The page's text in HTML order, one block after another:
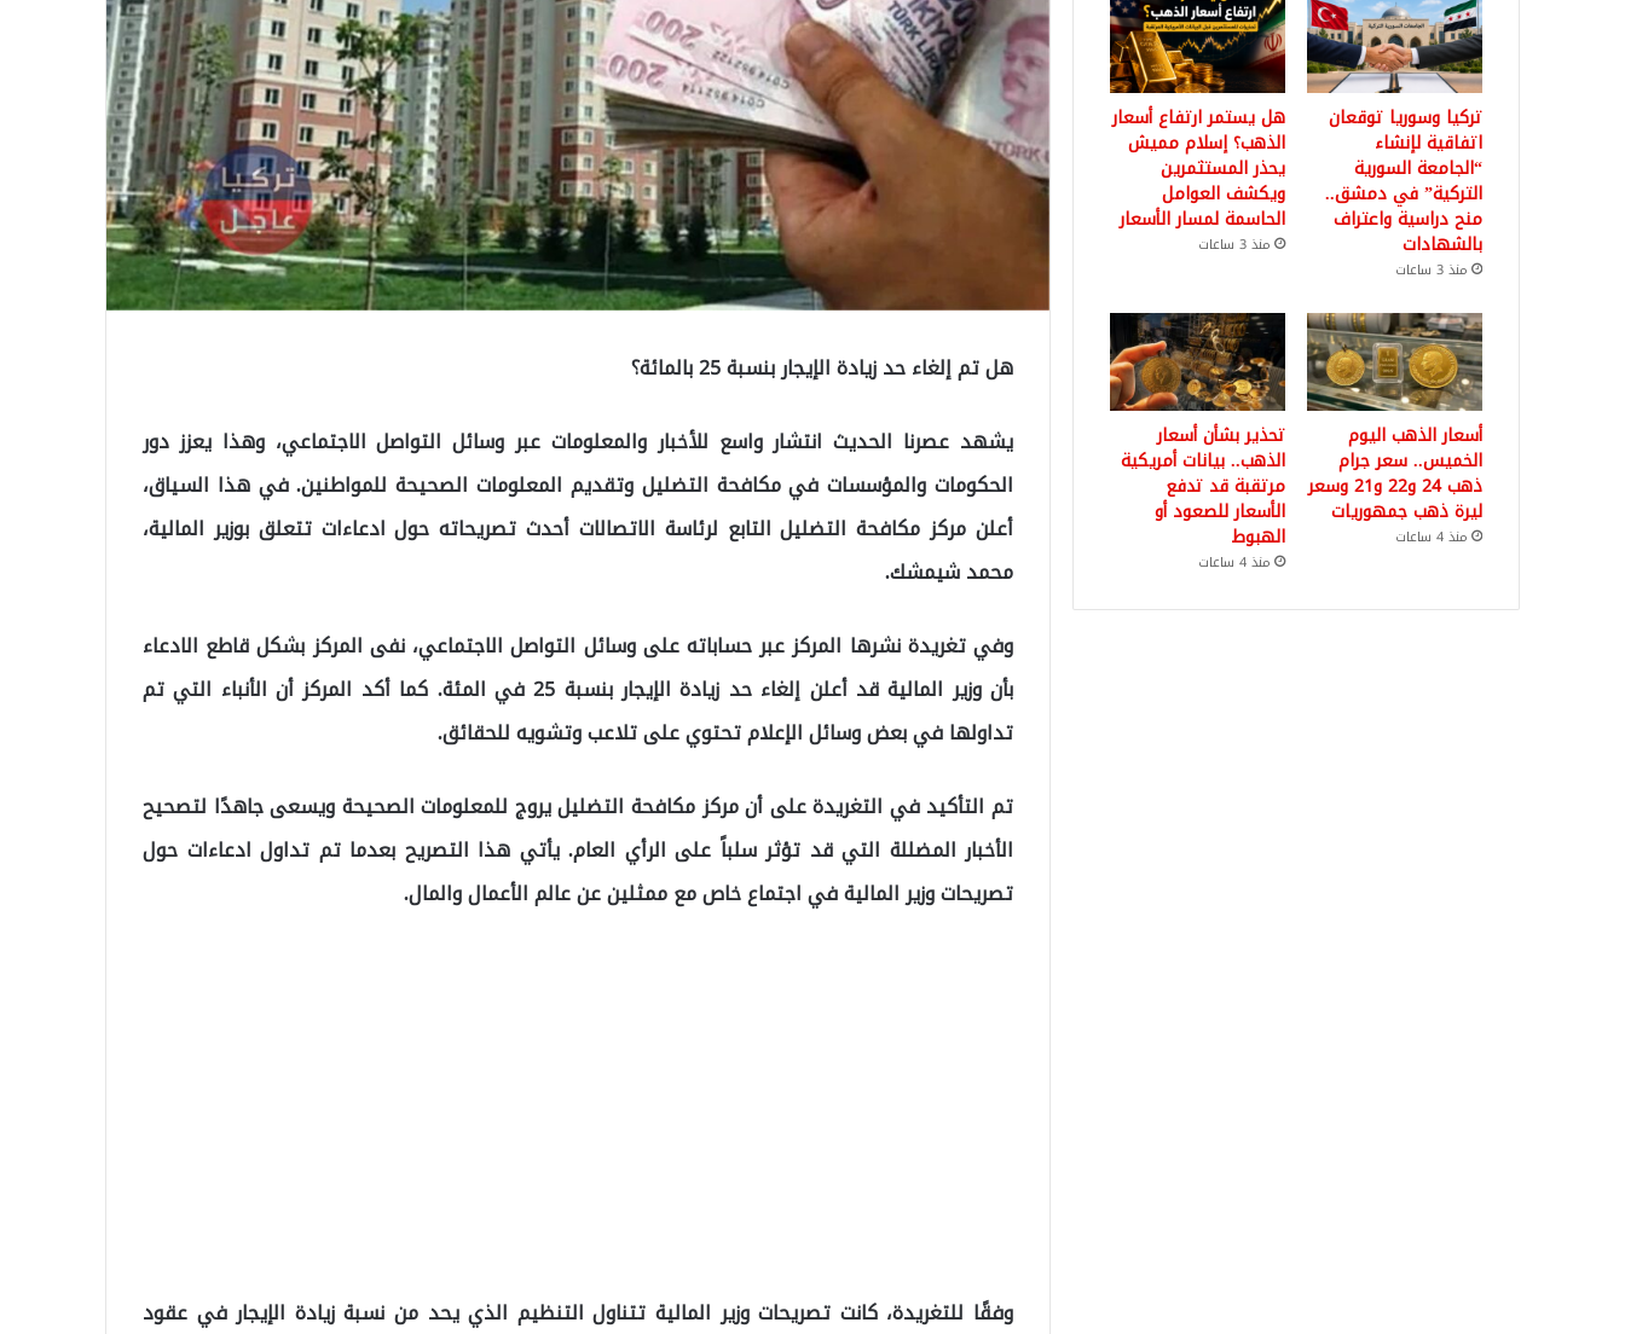
هل تم إلغاء حد زيادة الإيجار بنسبة 25 بالمائة؟
يشهد عصرنا الحديث انتشار واسع للأخبار والمعلومات عبر وسائل التواصل الاجتماعي، وهذا يعزز دور
الحكومات والمؤسسات في مكافحة التضليل وتقديم المعلومات الصحيحة للمواطنين. في هذا السياق،
أعلن مركز مكافحة التضليل التابع لرئاسة الاتصالات أحدث تصريحاته حول ادعاءات تتعلق بوزير المالية،
محمد شيمشك.
وفي تغريدة نشرها المركز عبر حساباته على وسائل التواصل الاجتماعي، نفى المركز بشكل قاطع الادعاء
بأن وزير المالية قد أعلن إلغاء حد زيادة الإيجار بنسبة 25 في المئة. كما أكد المركز أن الأنباء التي تم
تداولها في بعض وسائل الإعلام تحتوي على تلاعب وتشويه للحقائق.
تم التأكيد في التغريدة على أن مركز مكافحة التضليل يروج للمعلومات الصحيحة ويسعى جاهدًا لتصحيح
الأخبار المضللة التي قد تؤثر سلباً على الرأي العام. يأتي هذا التصريح بعدما تم تداول ادعاءات حول
تصريحات وزير المالية في اجتماع خاص مع ممثلين عن عالم الأعمال والمال.
وفقًا للتغريدة، كانت تصريحات وزير المالية تتناول التنظيم الذي يحد من نسبة زيادة الإيجار في عقود
تركيا وسوريا توقعان
اتفاقية لإنشاء
“الجامعة السورية
التركية” في دمشق..
منح دراسية واعتراف
بالشهادات
منذ 3 ساعات
هل يستمر ارتفاع أسعار
الذهب؟ إسلام مميش
يحذر المستثمرين
ويكشف العوامل
الحاسمة لمسار الأسعار
منذ 3 ساعات
أسعار الذهب اليوم
الخميس.. سعر جرام
ذهب 24 و22 و21 وسعر
ليرة ذهب جمهوريات
منذ 4 ساعات
تحذير بشأن أسعار
الذهب.. بيانات أمريكية
مرتقبة قد تدفع
الأسعار للصعود أو
الهبوط
منذ 4 ساعات